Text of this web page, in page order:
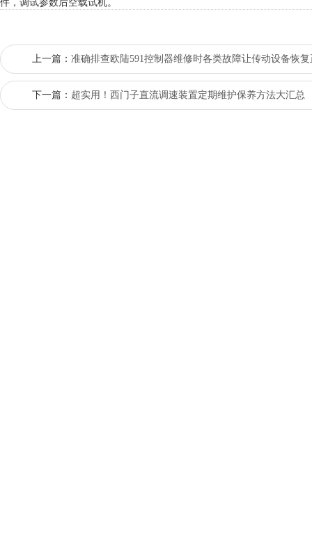
件，调试参数后空载试机。
上一篇： 准确排查欧陆591控制器维修时各类故障让传动设备恢
下一篇： 超实用！西门子直流调速装置定期维护保养方法大汇总